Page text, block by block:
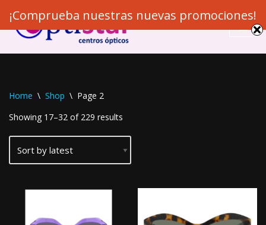
Skip
Home \ Shop \ Page 2
Showing 17–32 of 229 results
¡Comprueba nuestras nuevas promociones!